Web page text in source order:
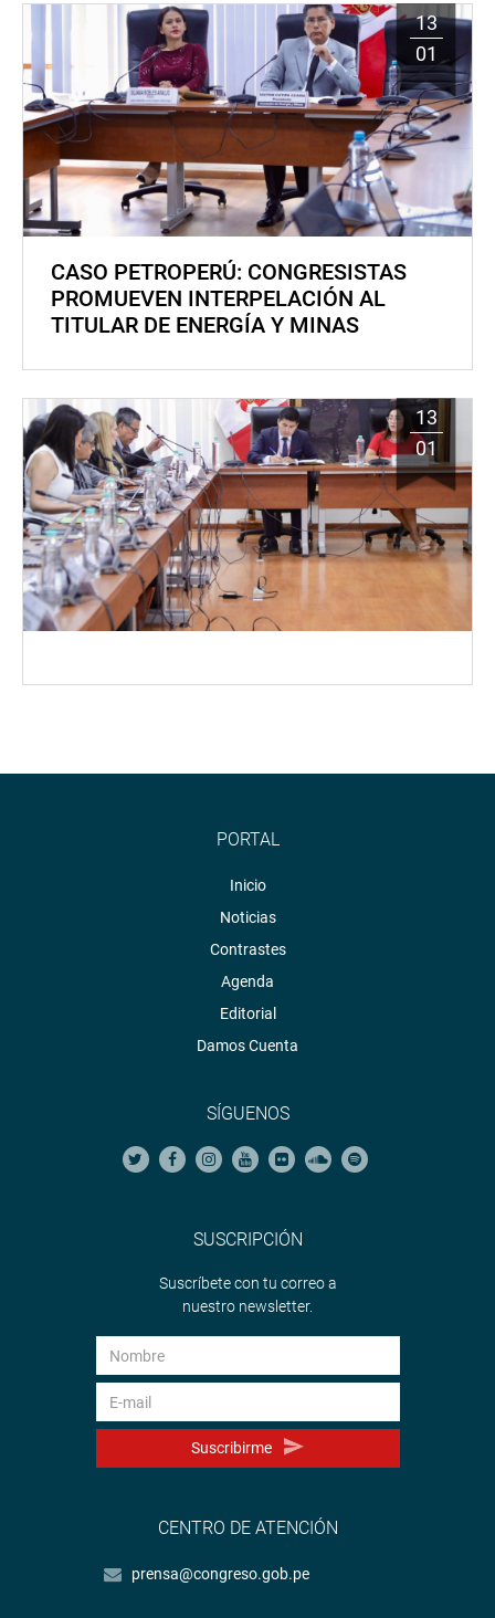
13
01
CASO PETROPERÚ: CONGRESISTAS
PROMUEVEN INTERPELACIÓN AL
TITULAR DE ENERGÍA Y MINAS
13
01
PORTAL
Inicio
Noticias
Contrastes
Agenda
Editorial
Damos Cuenta
SÍGUENOS
SUSCRIPCIÓN
Suscríbete con tu correo a
nuestro newsletter.
Suscribirme
CENTRO DE ATENCIÓN
prensa@congreso.gob.pe